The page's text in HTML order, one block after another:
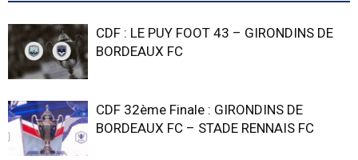
CDF : LE PUY FOOT 43 – GIRONDINS DE
BORDEAUX FC
CDF 32ème Finale : GIRONDINS DE
BORDEAUX FC – STADE RENNAIS FC